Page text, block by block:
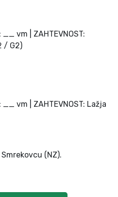
__ vm | ZAHTEVNOST:
/ G2)
__ vm | ZAHTEVNOST: Lažja
(NZ).